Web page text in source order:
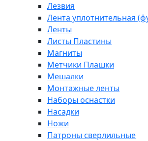
Лезвия
Лента уплотнительная
Ленты
Листы Пластины
Магниты
Метчики Плашки
Мешалки
Монтажные ленты
Наборы оснастки
Насадки
Ножи
Патроны сверлильные